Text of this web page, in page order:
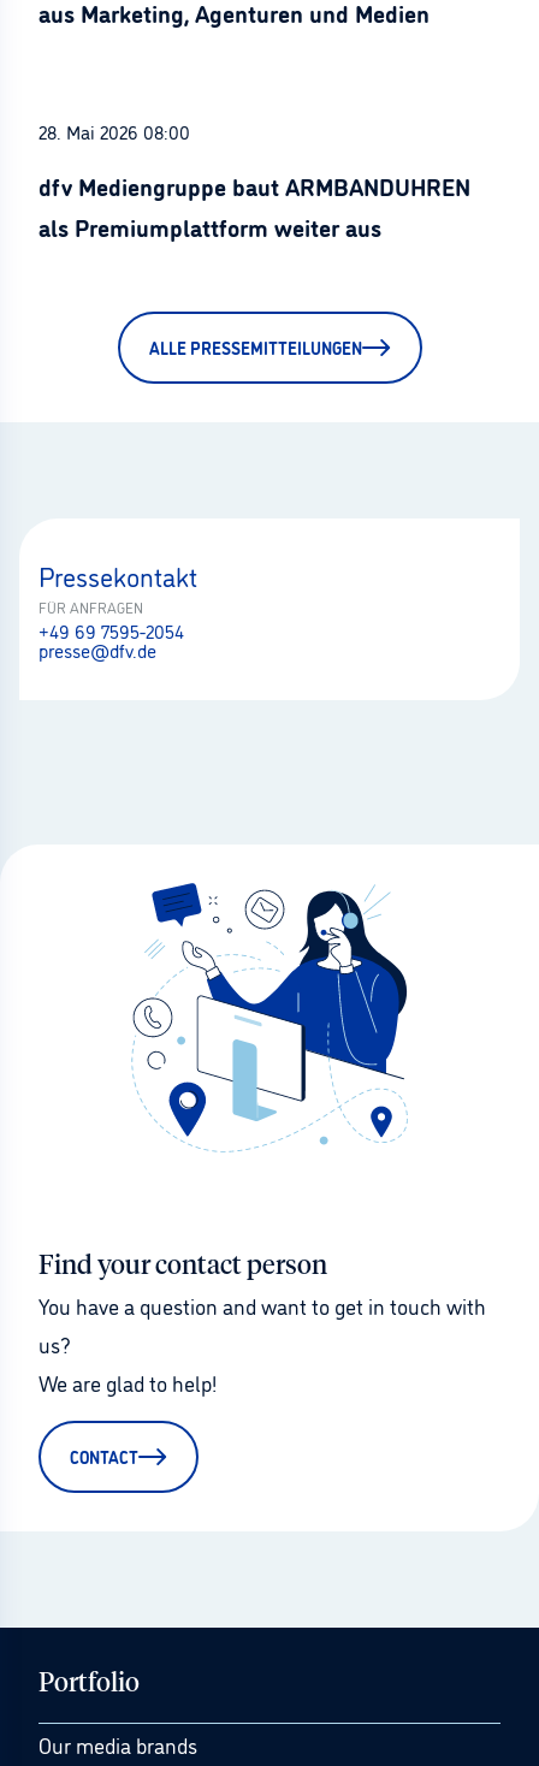
aus Marketing, Agenturen und Medien
28. Mai 2026 08:00
dfv Mediengruppe baut ARMBANDUHREN
als Premiumplattform weiter aus
ALLE PRESSEMITTEILUNGEN
Pressekontakt
FÜR ANFRAGEN
+49 69 7595-2054
presse@dfv.de
Find your contact person
You have a question and want to get in touch with
us?
We are glad to help!
CONTACT
Portfolio
Our media brands